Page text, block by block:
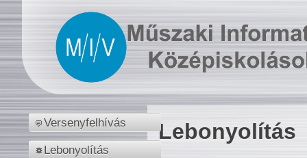
Versenyfelhívás
Lebonyolítás
Lebonyolítás